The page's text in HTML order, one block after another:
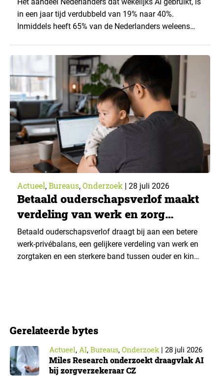
in een jaar tijd verdubbeld van 19% naar 40%.
Inmiddels heeft 65% van de Nederlanders weleens
van What’s Happening Online & AI? 2026, het
jaarlijkse trendrapport van Ruigrok onderzoek &
advies over…
Actueel, Bureaus, Onderzoek | 28 juli 2026
Betaald ouderschapsverlof maakt
verdeling van werk en zorg
gelijker
Betaald ouderschapsverlof draagt bij aan een betere
werk-privébalans, een gelijkere verdeling van werk en
zorgtaken en een sterkere band tussen ouder en kind.
Gerelateerde bytes
Actueel, AI, Bureaus, Onderzoek| 28 juli 2026
Miles Research onderzoekt draagvlak AI
bij zorgverzekeraar CZ